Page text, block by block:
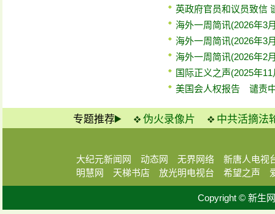
英政府官员和议员致信
海外一周简讯(2026年3
海外一周简讯(2026年3
海外一周简讯(2026年2
国际正义之声(2025年
美国会人权报告 谴责
专题推荐 伪火录像片 中共活摘法
大纪元新闻网 动态网 无界网络
新唐人电视
明慧网
天梯书店 放光明电视台 希望之声
Copyright © 新生